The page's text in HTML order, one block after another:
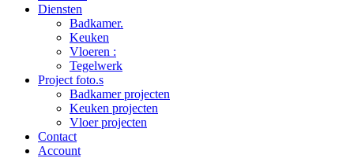
Diensten
Badkamer.
Keuken
Vloeren :
Tegelwerk
Project foto.s
Badkamer projecten
Keuken projecten
Vloer projecten
Contact
Account